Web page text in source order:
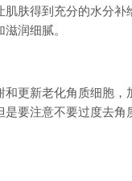
肌肤得到充分的水分补
润细腻。
和更新老化角质细胞，
是要注意不要过度去角